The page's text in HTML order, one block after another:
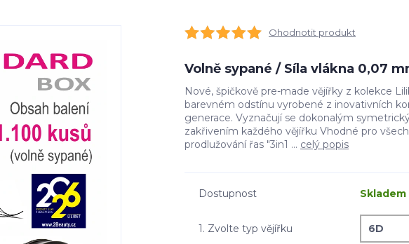
Ohodnotit produkt
Volně sypané / Síla vlákna 0,07
Nové, špičkově pre-made vějířky z kolekce
barevném odstínu vyrobené z inovativních
generace. Vyznačují se dokonalým
zakřivením každého vějířku Vhodné pro
prodlužování řas "3in1 ... celý popis
Dostupnost Skladem
1. Zvolte typ vějířku